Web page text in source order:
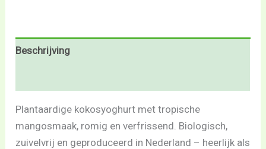
Beschrijving
Plantaardige kokosyoghurt met tropische
mangosmaak, romig en verfrissend. Biologisch,
zuivelvrij en geproduceerd in Nederland – heerlijk als